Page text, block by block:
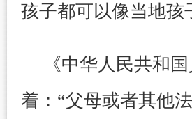
孩子都可以像当地孩
《中华人民共和
着：“父母或者其他